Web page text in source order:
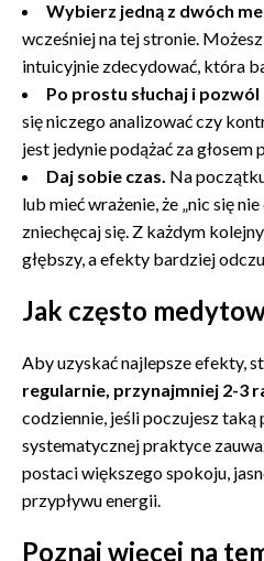
Wybierz jedną z dwóch
wcześniej na tej stronie.
intuicyjnie zdecydować, która
Po prostu słuchaj i
się niczego analizować czy
jest jedynie podążać za głosem
Daj sobie czas. Na
lub mieć wrażenie, że „nic się
zniechęcaj się. Z każdym
głębszy, a efekty bardziej
Jak często
Aby uzyskać najlepsze efekty,
regularnie, przynajmniej 2-3
codziennie, jeśli poczujesz
systematycznej praktyce
postaci większego spokoju,
przypływu energii.
Poznaj więcej na